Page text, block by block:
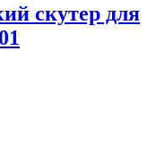
скутер для